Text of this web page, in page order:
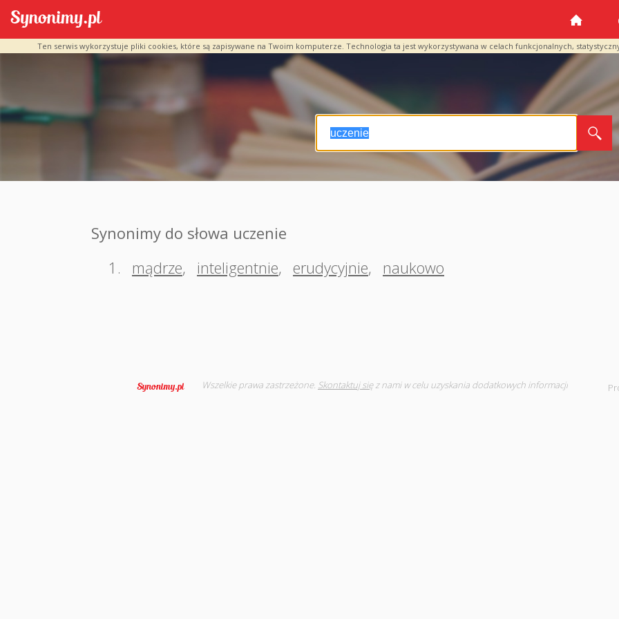
Ten serwis wykorzystuje pliki cookies, które są zapisywane na Twoim komputerze. Technologia ta jest wykorzystywana w celach funkcjonalnych,
Synonimy do słowa uczenie
1.
mądrze, inteligentnie, erudycyjnie, naukowo
Wszelkie prawa zastrzeżone. Skontaktuj sięz nami w celu uzyskania dodatkowych informacji